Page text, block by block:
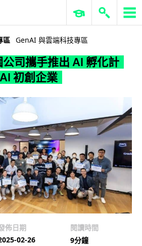
ERP 與商業 AI
區 GenAI 與雲端科技專區
司攜手推出 AI 孵化計
初創企業
佈日期
02-26
閱讀時間
9分鐘